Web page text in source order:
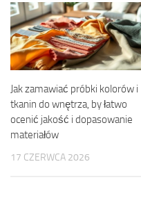
Jak zamawiać próbki kolorów i
tkanin do wnętrza, by łatwo
ocenić jakość i dopasowanie
materiałów
17 CZERWCA 2026